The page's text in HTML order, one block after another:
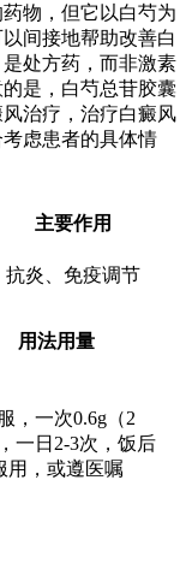
物，但它以白芍为
间接地帮助改善白
处方药，而非激素
是，白芍总苷胶囊
治疗，治疗白癜风
虑患者的具体情
主要作用
抗炎、免疫调节
用法用量
，一次0.6g（2
一日2-3次，饭后
用，或遵医嘱